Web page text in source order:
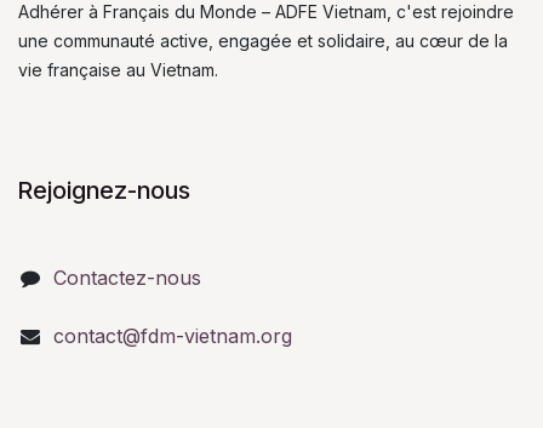
Adhérer à Français du Monde – ADFE Vietnam, c'est rejoindre
une communauté active, engagée et solidaire, au cœur de la
vie française au Vietnam.
Rejoignez-nous
Contactez-nous
contact@fdm-vietnam.org